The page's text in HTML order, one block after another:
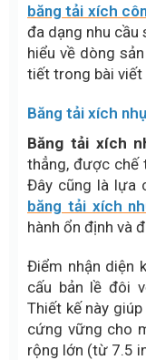
băng tải xích
đa dạng nhu cầu
hiểu về dòng
tiết trong bài viết
Băng tải xích
Băng tải xích
thẳng, được chế
Đây cũng là lựa
băng tải xích
hành ổn định và
Điểm nhận diện
cấu bản lề đôi
Thiết kế này
cứng vững cho
rộng lớn (từ 7.5